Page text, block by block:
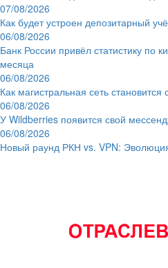
07/08/2026
Как будет устроен депозитарный
06/08/2026
Банк России привёл статистику по
месяца
06/08/2026
Как магистральная сеть
06/08/2026
У Wildberries появится свой
06/08/2026
Новый раунд РКН vs. VPN: